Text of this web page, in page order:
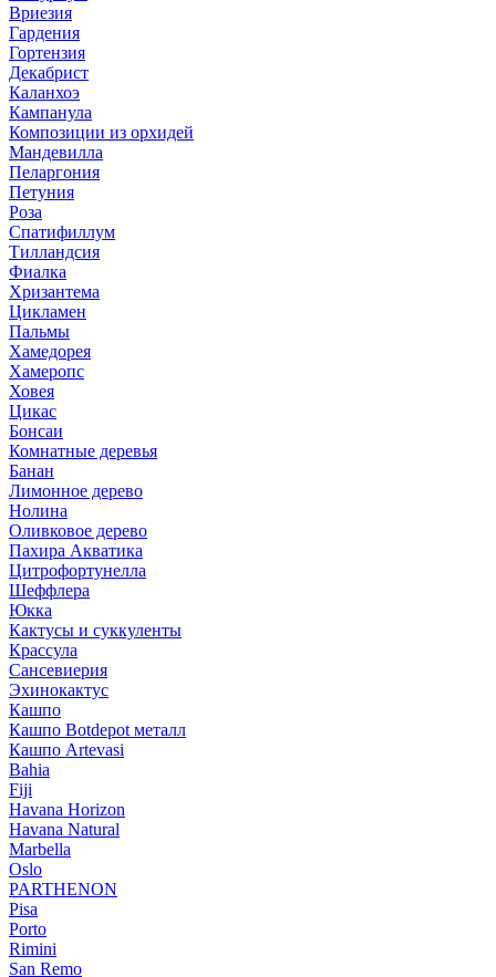
Вриезия
Гардения
Гортензия
Декабрист
Каланхоэ
Кампанула
Композиции из орхидей
Мандевилла
Пеларгония
Петуния
Роза
Спатифиллум
Тилландсия
Фиалка
Хризантема
Цикламен
Пальмы
Хамедорея
Хамеропс
Ховея
Цикас
Бонсаи
Комнатные деревья
Банан
Лимонное дерево
Нолина
Оливковое дерево
Пахира Акватика
Цитрофортунелла
Шеффлера
Юкка
Кактусы и суккуленты
Крассула
Сансевиерия
Эхинокактус
Кашпо
Кашпо Botdepot металл
Кашпо Artevasi
Bahia
Fiji
Havana Horizon
Havana Natural
Marbella
Oslo
PARTHENON
Pisa
Porto
Rimini
San Remo